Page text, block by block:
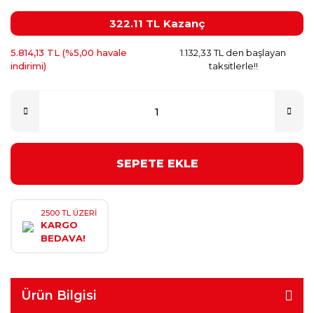
322.11 TL Kazanç
5.814,13 TL (%5,00 havale
indirimi)
1.132,33 TL den başlayan
taksitlerle!!
SEPETE EKLE
2500 TL ÜZERİ
KARGO
BEDAVA!
Ürün Bilgisi